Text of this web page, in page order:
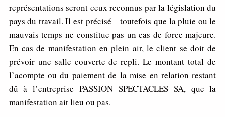
représentations seront ceux reconnus par la législation du
pays du travail. Il est précisé toutefois que la pluie ou le
mauvais temps ne constitue pas un cas de force majeure.
En cas de manifestation en plein air, le client se doit de
prévoir une salle couverte de repli. Le montant total de
l’acompte ou du paiement de la mise en relation restant
dû à l’entreprise PASSION SPECTACLES SA, que la
manifestation ait lieu ou pas.